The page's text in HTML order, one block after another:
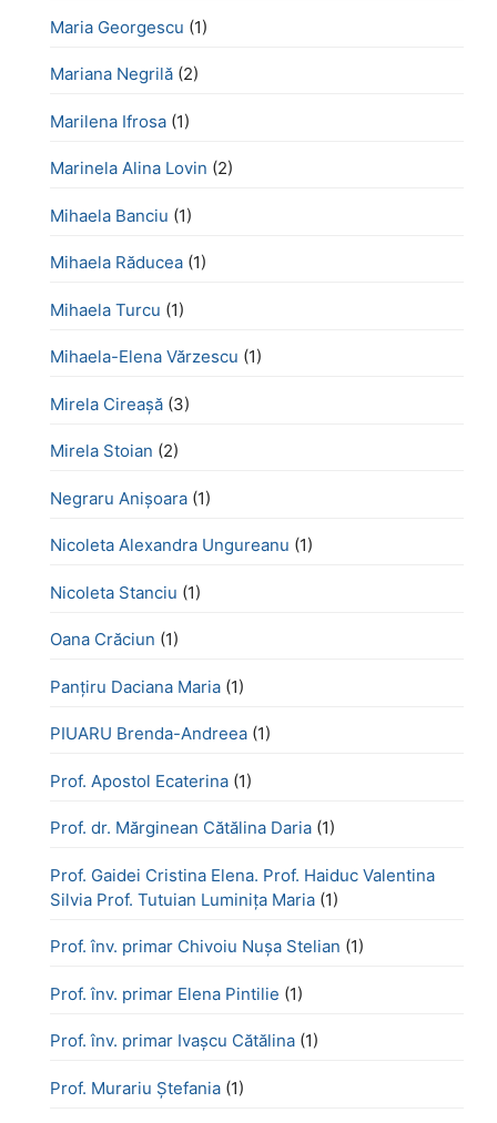
Maria Georgescu (1)
Mariana Negrilă (2)
Marilena Ifrosa (1)
Marinela Alina Lovin (2)
Mihaela Banciu (1)
Mihaela Răducea (1)
Mihaela Turcu (1)
Mihaela-Elena Vărzescu (1)
Mirela Cireașă (3)
Mirela Stoian (2)
Negraru Anișoara (1)
Nicoleta Alexandra Ungureanu (1)
Nicoleta Stanciu (1)
Oana Crăciun (1)
Panțiru Daciana Maria (1)
PIUARU Brenda-Andreea (1)
Prof. Apostol Ecaterina (1)
Prof. dr. Mărginean Cătălina Daria (1)
Prof. Gaidei Cristina Elena. Prof. Haiduc Valentina
Silvia Prof. Tutuian Luminița Maria (1)
Prof. înv. primar Chivoiu Nușa Stelian (1)
Prof. înv. primar Elena Pintilie (1)
Prof. înv. primar Ivașcu Cătălina (1)
Prof. Murariu Ștefania (1)